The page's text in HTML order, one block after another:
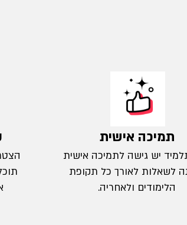
תמיכה אישית
יש גישה לתמיכה אישית
לשאלות לאורך כל תקופת
הלימודים ולאחריה.